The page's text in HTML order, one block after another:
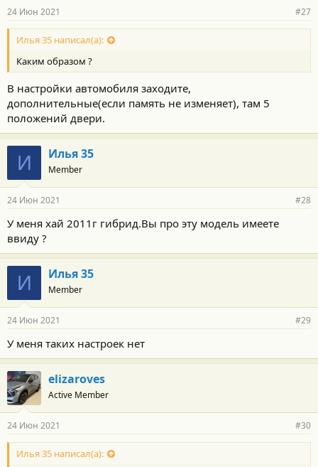
24 Июн 2021 #27
Илья 35 написал(а):
Каким образом ?
В настройки автомобиля заходите,
дополнительные(если память не изменяет), там 5
положений двери.
И Илья 35
Member
24 Июн 2021 #28
У меня хай 2011г гибрид.Вы про эту модель имеете
ввиду ?
И Илья 35
Member
24 Июн 2021 #29
У меня таких настроек нет
elizaroves
Active Member
24 Июн 2021 #30
Илья 35 написал(а):